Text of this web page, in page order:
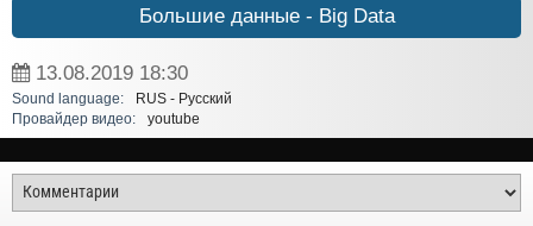
Большие данные - Big Data
13.08.2019 18:30
Sound language:
RUS - Русский
Провайдер видео:
youtube